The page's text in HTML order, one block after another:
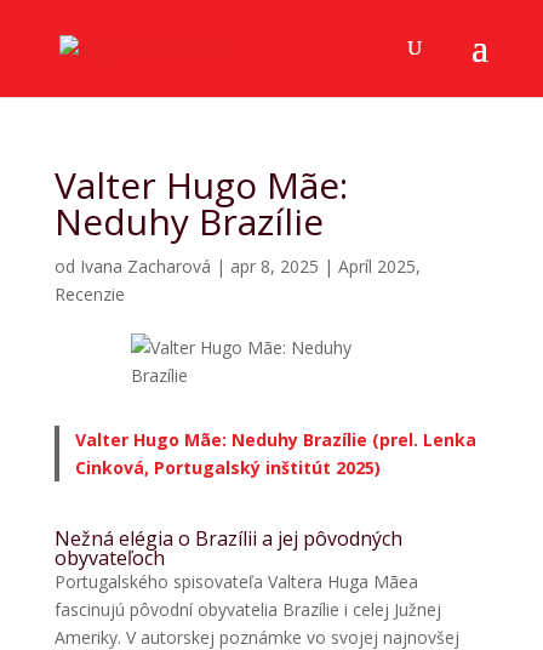
Valter Hugo Mãe:
Neduhy Brazílie
od Ivana Zacharová | apr 8, 2025 | Apríl 2025,
Recenzie
Valter Hugo Mãe: Neduhy Brazílie (prel. Lenka
Cinková, Portugalský inštitút 2025)
Nežná elégia o Brazílii a jej pôvodných
obyvateľoch
Portugalského spisovateľa Valtera Huga Mãea
fascinujú pôvodní obyvatelia Brazílie i celej Južnej
Ameriky. V autorskej poznámke vo svojej najnovšej